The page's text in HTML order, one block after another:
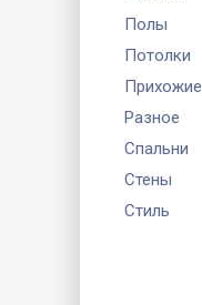
Полы
Потолки
Прихожие
Разное
Спальни
Стены
Стиль